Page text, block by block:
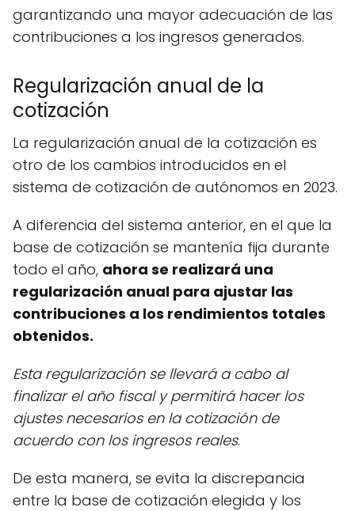
garantizando una mayor adecuación de las
contribuciones a los ingresos generados.
Regularización anual de la
cotización
La regularización anual de la cotización es
otro de los cambios introducidos en el
sistema de cotización de autónomos en 2023.
A diferencia del sistema anterior, en el que la
base de cotización se mantenía fija durante
todo el año, ahora se realizará una
regularización anual para ajustar las
contribuciones a los rendimientos totales
obtenidos.
Esta regularización se llevará a cabo al
finalizar el año fiscal y permitirá hacer los
ajustes necesarios en la cotización de
acuerdo con los ingresos reales.
De esta manera, se evita la discrepancia
entre la base de cotización elegida y los